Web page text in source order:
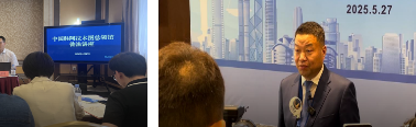
域实现校局资源的互通有无。 （供稿：公安学院 撰稿：